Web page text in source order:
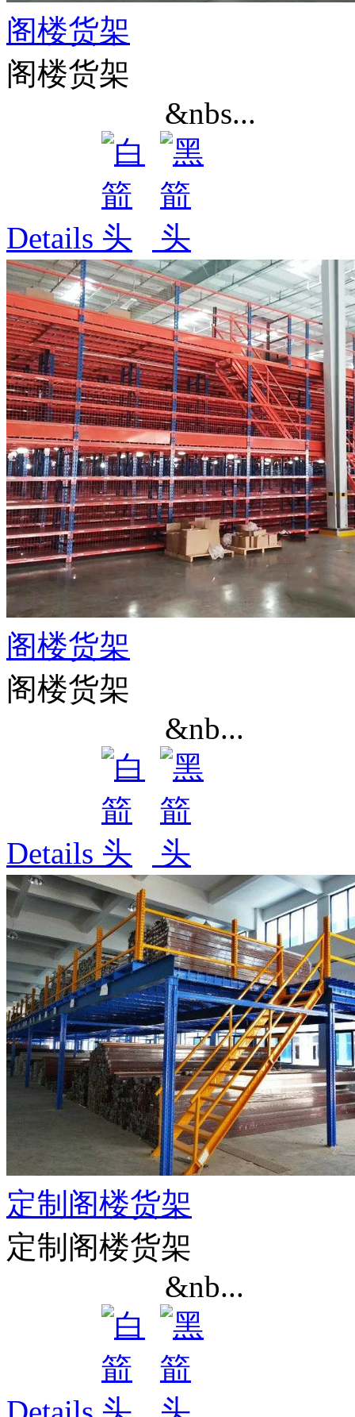
阁楼货架
阁楼货架
&nbs...
Details
阁楼货架
阁楼货架
&nb...
Details
定制阁楼货架
定制阁楼货架
&nb...